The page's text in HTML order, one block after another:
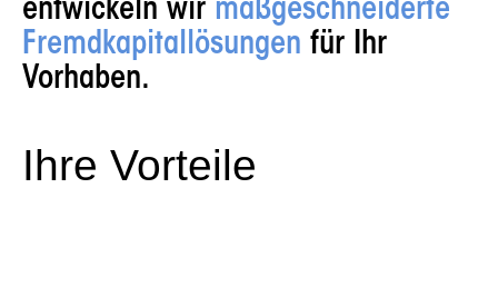
entwickeln wir maßgeschneiderte
Fremdkapital­lösungen für Ihr
Vorhaben.
Ihre Vorteile